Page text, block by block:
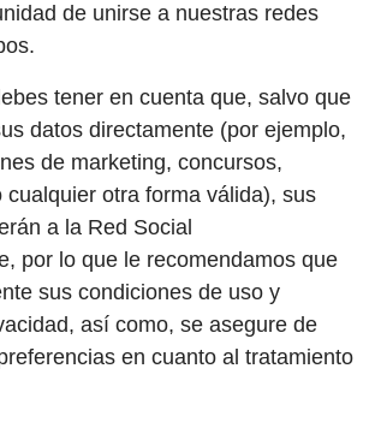
de unirse a nuestras redes
tener en cuenta que, salvo que
datos directamente (por ejemplo,
de marketing, concursos,
cualquier otra forma válida), sus
a la Red Social
por lo que le recomendamos que
sus condiciones de uso y
así como, se asegure de
en cuanto al tratamiento